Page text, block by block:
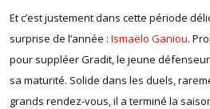
Et c’est justement dans cette période
surprise de l’année : Ismaëlo Ganiou.
pour suppléer Gradit, le jeune
sa maturité. Solide dans les duels,
grands rendez-vous, il a terminé la